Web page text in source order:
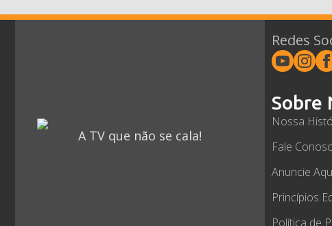
petróleo. O
nesta […]
A TV que não se cala!
Redes
Sobre
Nossa
Fale
Anuncie
Princípios
Política de